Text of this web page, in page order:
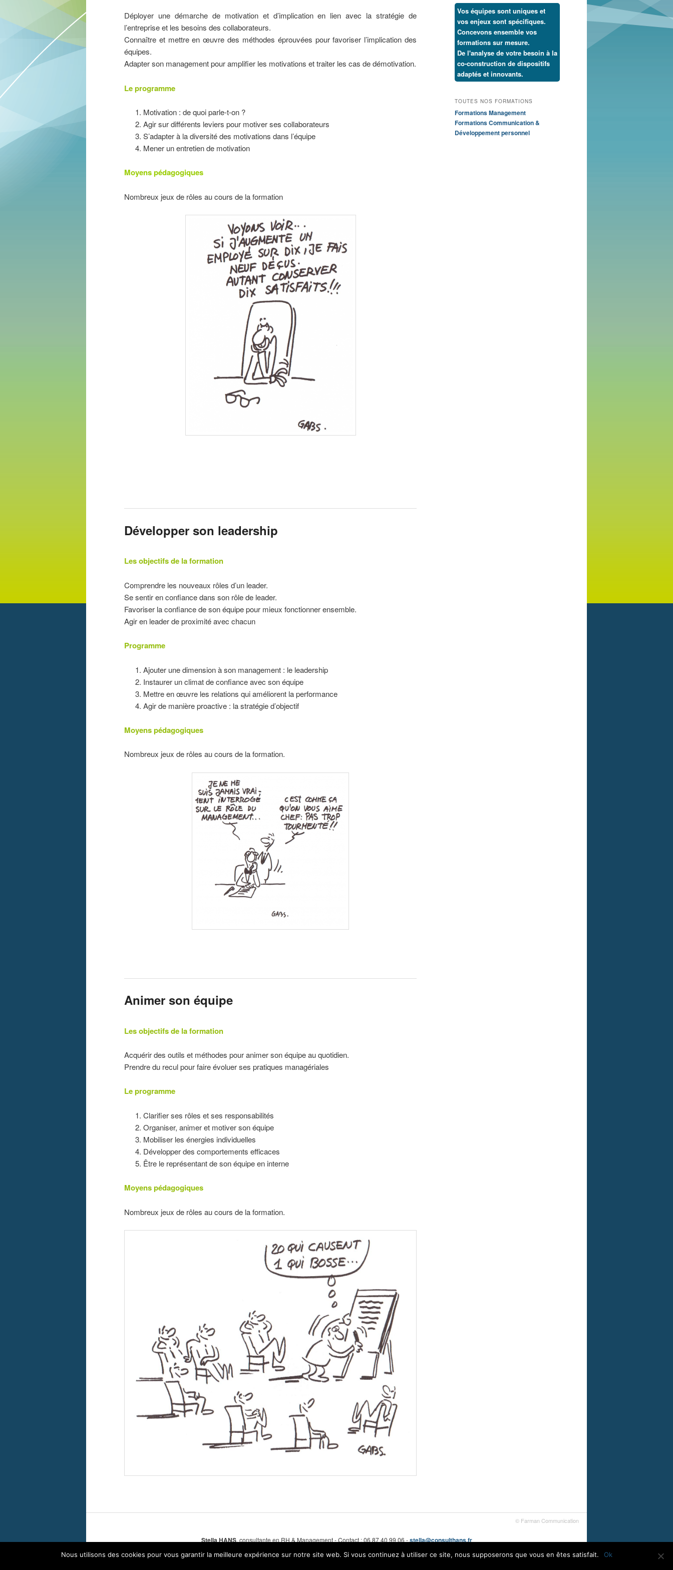
Déployer une démarche de motivation et d’implication en lien avec la stratégie de
l’entreprise et les besoins des collaborateurs.
Connaître et mettre en œuvre des méthodes éprouvées pour favoriser l’implication des
équipes.
Adapter son management pour amplifier les motivations et traiter les cas de démotivation.
Le programme
Motivation : de quoi parle-t-on ?
Agir sur différents leviers pour motiver ses collaborateurs
S’adapter à la diversité des motivations dans l’équipe
Mener un entretien de motivation
Moyens pédagogiques
Nombreux jeux de rôles au cours de la formation
Développer son leadership
Les objectifs de la formation
Comprendre les nouveaux rôles d’un leader.
Se sentir en confiance dans son rôle de leader.
Favoriser la confiance de son équipe pour mieux fonctionner ensemble.
Agir en leader de proximité avec chacun
Programme
Ajouter une dimension à son management : le leadership
Instaurer un climat de confiance avec son équipe
Mettre en œuvre les relations qui améliorent la performance
Agir de manière proactive : la stratégie d’objectif
Moyens pédagogiques
Nombreux jeux de rôles au cours de la formation.
Animer son équipe
Les objectifs de la formation
Acquérir des outils et méthodes pour animer son équipe au quotidien.
Prendre du recul pour faire évoluer ses pratiques managériales
Le programme
Clarifier ses rôles et ses responsabilités
Organiser, animer et motiver son équipe
Mobiliser les énergies individuelles
Développer des comportements efficaces
Être le représentant de son équipe en interne
Moyens pédagogiques
Nombreux jeux de rôles au cours de la formation.
Vos équipes sont uniques et
vos enjeux sont spécifiques.
Concevons ensemble vos
formations sur mesure.
De l'analyse de votre besoin à la
co-construction de dispositifs
adaptés et innovants.
TOUTES NOS FORMATIONS
Formations Management
Formations Communication &
Développement personnel
© Farman Communication
Stella HANS, consultante en RH & Management - Contact : 06 87 40 99 06 -stella@consulthans.fr
Nous utilisons des cookies pour vous garantir la meilleure expérience sur notre site web. Si vous continuez à utiliser ce site, nous supposerons que vous en êtes satisfait. Ok